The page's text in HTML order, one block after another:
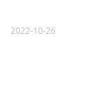
2022-10-26